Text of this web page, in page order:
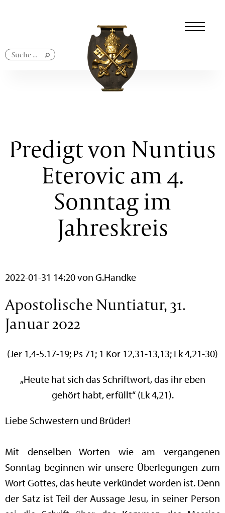
Predigt von Nuntius
Eterovic am 4.
Sonntag im
Jahreskreis
2022-01-31 14:20von G.Handke
Apostolische Nuntiatur, 31.
Januar 2022
(Jer 1,4-5.17-19; Ps 71; 1 Kor 12,31-13,13; Lk 4,21-30)
„Heute hat sich das Schriftwort, das ihr eben
gehört habt, erfüllt“ (Lk 4,21).
Liebe Schwestern und Brüder!
Mit denselben Worten wie am vergangenen
Sonntag beginnen wir unsere Überlegungen zum
Wort Gottes, das heute verkündet worden ist. Denn
der Satz ist Teil der Aussage Jesu, in seiner Person